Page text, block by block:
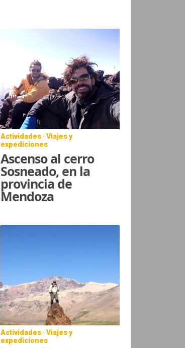
Actividades · Viajes y
expediciones
Ascenso al cerro
Sosneado, en la
provincia de
Mendoza
Actividades · Viajes y
expediciones